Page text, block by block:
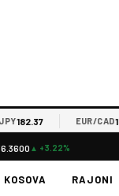
EUR/CAD1.6123
▲ +3.22%
KOSOVA RAJONI